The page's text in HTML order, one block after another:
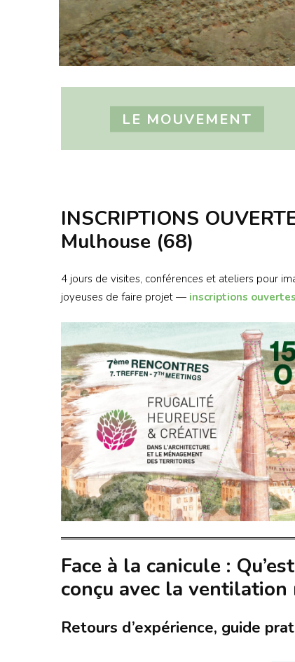
LE MOUVEMENT
INSCRIPTIONS
Mulhouse (68)
4 jours de visites, conférences et ateliers pour
joyeuses de faire projet — inscriptions ouvertes
Face à la canicule :
conçu avec la
Retours d’expérience, guide